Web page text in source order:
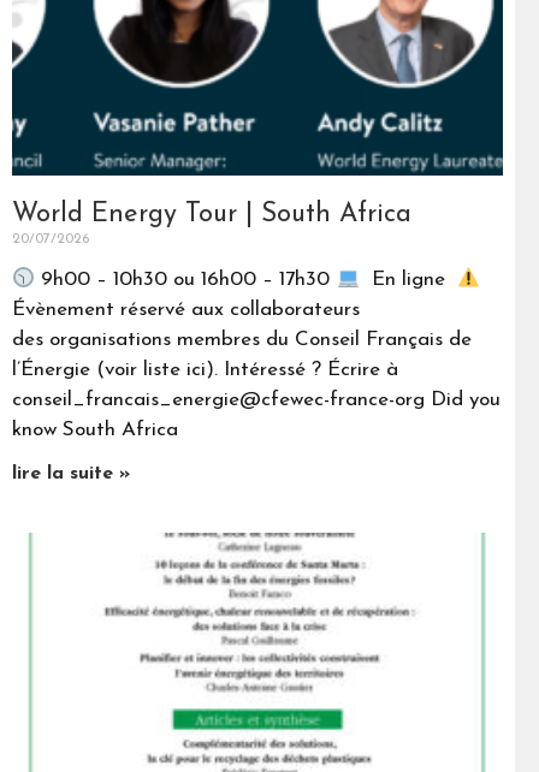
World Energy Tour | South Africa
20/07/2026
9h00 – 10h30 ou 16h00 – 17h30
En ligne
Évènement réservé aux collaborateurs
des organisations membres du Conseil Français de
l’Énergie (voir liste ici). Intéressé ? Écrire à
conseil_francais_energie@cfewec-france-org Did you
know South Africa
lire la suite »